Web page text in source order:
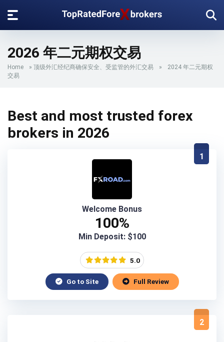
2026 年二元期权交易
Home » 顶级外汇经纪商确保安全、受监管的外汇交易 »
2024 年二元期权
交易
Best and most trusted forex
brokers in 2026
1
Welcome Bonus
100%
Min Deposit: $100
5.0
Go to Site Full Review
2